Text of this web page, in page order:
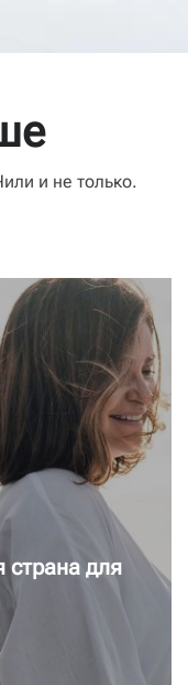
и не только.